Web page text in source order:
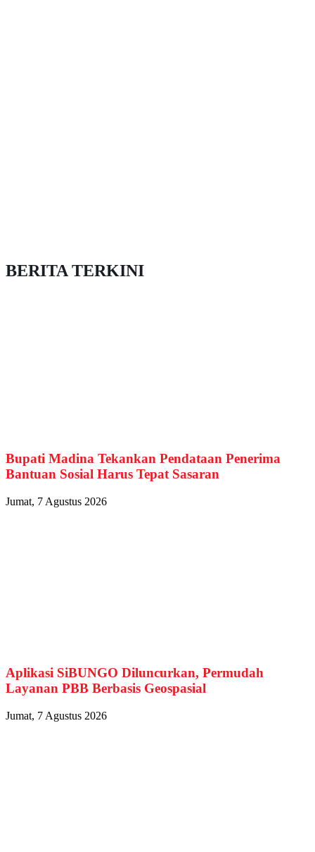
BERITA TERKINI
Bupati Madina Tekankan Pendataan Penerima
Bantuan Sosial Harus Tepat Sasaran
Jumat, 7 Agustus 2026
Aplikasi SiBUNGO Diluncurkan, Permudah
Layanan PBB Berbasis Geospasial
Jumat, 7 Agustus 2026